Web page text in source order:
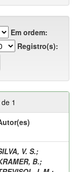
Em ordem:
Registro(s):
1
V. S.;
B.;